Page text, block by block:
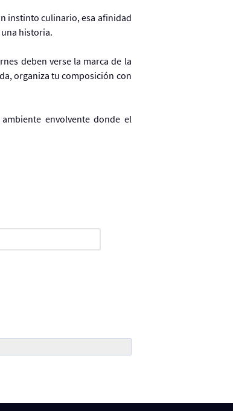
instinto culinario, esa afinidad
historia.
deben verse la marca de la
organiza tu composición con
envolvente donde el